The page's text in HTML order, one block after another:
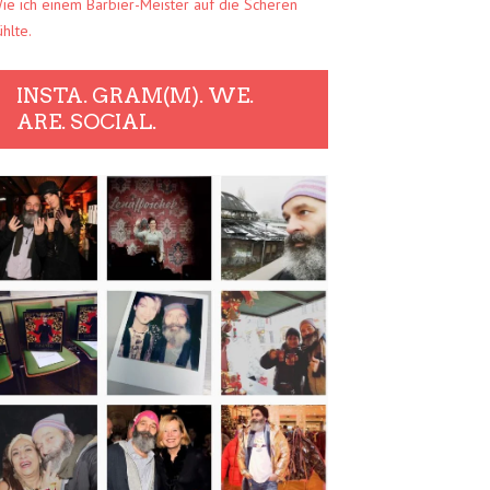
ich einem Barbier-Meister auf die Scheren
INSTA. GRAM(M). WE.
ARE. SOCIAL.